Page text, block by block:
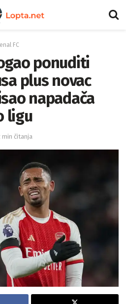
FC
ponuditi
plus novac
napadača
ligu
min čitanja